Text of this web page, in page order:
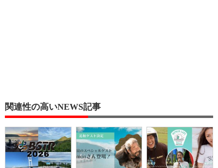
関連性の高いNEWS記事